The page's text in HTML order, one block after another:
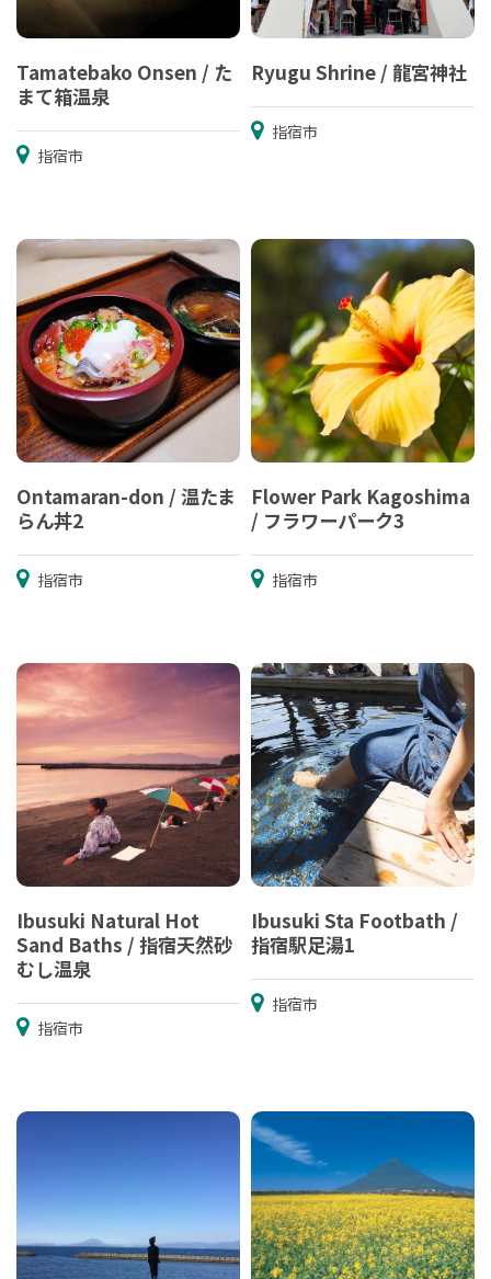
Tamatebako Onsen / た
まて箱温泉
指宿市
Ryugu Shrine / 龍宮神社
指宿市
Ontamaran-don / 温たま
らん丼2
指宿市
Flower Park Kagoshima
/ フラワーパーク3
指宿市
Ibusuki Natural Hot
Sand Baths / 指宿天然砂
むし温泉
指宿市
Ibusuki Sta Footbath /
指宿駅足湯1
指宿市